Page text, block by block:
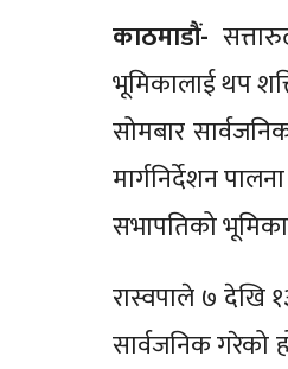
काठमाडौं-
भूमिकालाई थप
सोमबार
मार्गनिर्देशन
सभापतिको
रास्वपाले ७ देखि
सार्वजनिक गरेको